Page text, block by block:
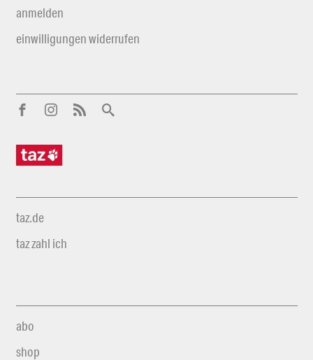
anmelden
einwilligungen widerrufen
taz.de
taz zahl ich
abo
shop